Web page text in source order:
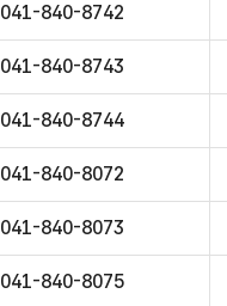
041-840-8742
041-840-8743
041-840-8744
041-840-8072
041-840-8073
041-840-8075